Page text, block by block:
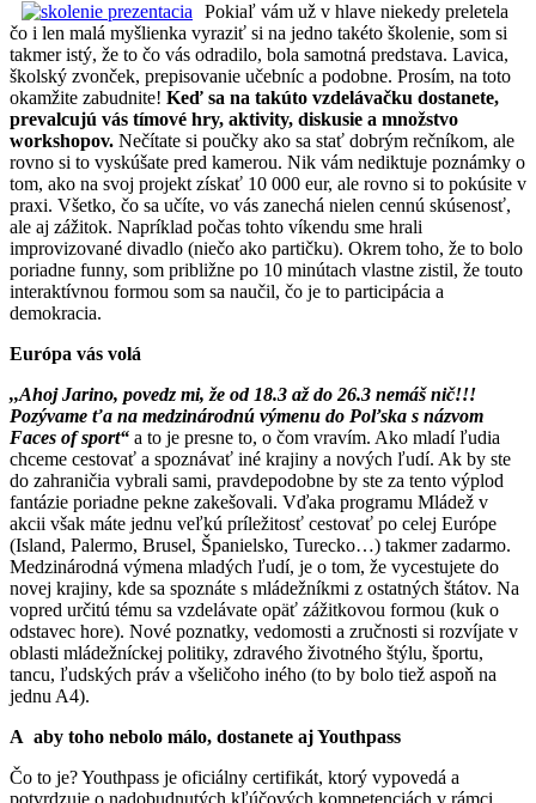
Pokiaľ vám už v hlave niekedy preletela
čo i len malá myšlienka vyraziť si na jedno takéto školenie, som si
takmer istý, že to čo vás odradilo, bola samotná predstava. Lavica,
školský zvonček, prepisovanie učebníc a podobne. Prosím, na toto
okamžite zabudnite! Keď sa na takúto vzdelávačku dostanete,
prevalcujú vás tímové hry, aktivity, diskusie a množstvo
workshopov. Nečítate si poučky ako sa stať dobrým rečníkom, ale
rovno si to vyskúšate pred kamerou. Nik vám nediktuje poznámky o
tom, ako na svoj projekt získať 10 000 eur, ale rovno si to pokúsite v
praxi. Všetko, čo sa učíte, vo vás zanechá nielen cennú skúsenosť,
ale aj zážitok. Napríklad počas tohto víkendu sme hrali
improvizované divadlo (niečo ako partičku). Okrem toho, že to bolo
poriadne funny, som približne po 10 minútach vlastne zistil, že touto
interaktívnou formou som sa naučil, čo je to participácia a
demokracia.
Európa vás volá
,,Ahoj Jarino, povedz mi, že od 18.3 až do 26.3 nemáš nič!!!
Pozývame ťa na medzinárodnú výmenu do Poľska s názvom
Faces of sport“ a to je presne to, o čom vravím. Ako mladí ľudia
chceme cestovať a spoznávať iné krajiny a nových ľudí. Ak by ste
do zahraničia vybrali sami, pravdepodobne by ste za tento výplod
fantázie poriadne pekne zakešovali. Vďaka programu Mládež v
akcii však máte jednu veľkú príležitosť cestovať po celej Európe
(Island, Palermo, Brusel, Španielsko, Turecko…) takmer zadarmo.
Medzinárodná výmena mladých ľudí, je o tom, že vycestujete do
novej krajiny, kde sa spoznáte s mládežníkmi z ostatných štátov. Na
vopred určitú tému sa vzdelávate opäť zážitkovou formou (kuk o
odstavec hore). Nové poznatky, vedomosti a zručnosti si rozvíjate v
oblasti mládežníckej politiky, zdravého životného štýlu, športu,
tancu, ľudských práv a všeličoho iného (to by bolo tiež aspoň na
jednu A4).
A aby toho nebolo málo, dostanete aj Youthpass
Čo to je? Youthpass je oficiálny certifikát, ktorý vypovedá a